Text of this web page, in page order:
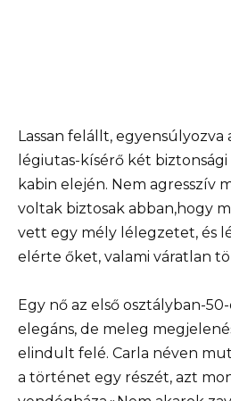
Lassan felállt, egyensúlyozva
légiutas-kísérő két
kabin elején. Nem agresszív
voltak biztosak abban,hogy
vett egy mély lélegzetet, és
elérte őket, valami váratlan
Egy nő az első osztályban-
elegáns, de meleg
elindult felé. Carla néven
a történet egy részét, azt